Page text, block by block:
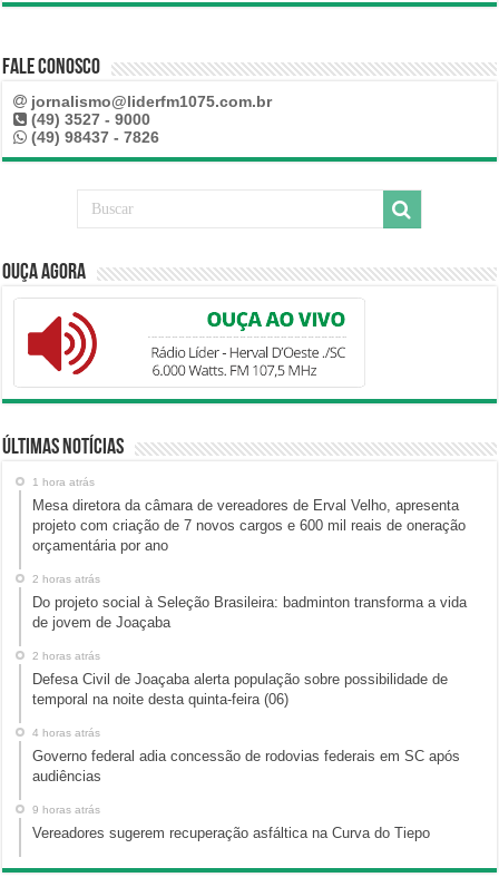
Fale Conosco
jornalismo@liderfm1075.com.br
(49) 3527 - 9000
(49) 98437 - 7826
Ouça Agora
Últimas Notícias
1 hora atrás
Mesa diretora da câmara de vereadores de Erval Velho, apresenta
projeto com criação de 7 novos cargos e 600 mil reais de oneração
orçamentária por ano
2 horas atrás
Do projeto social à Seleção Brasileira: badminton transforma a vida
de jovem de Joaçaba
2 horas atrás
Defesa Civil de Joaçaba alerta população sobre possibilidade de
temporal na noite desta quinta-feira (06)
4 horas atrás
Governo federal adia concessão de rodovias federais em SC após
audiências
9 horas atrás
Vereadores sugerem recuperação asfáltica na Curva do Tiepo